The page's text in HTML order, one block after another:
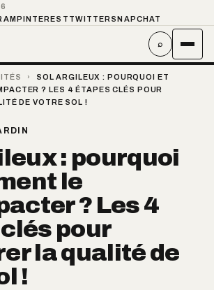
PINTEREST TWITTER SNAPCHAT
⌕
›
SOL ARGILEUX : POURQUOI ET
? LES 4 ÉTAPES CLÉS POUR
DE VOTRE SOL !
: pourquoi
le
? Les 4
pour
la qualité de
!